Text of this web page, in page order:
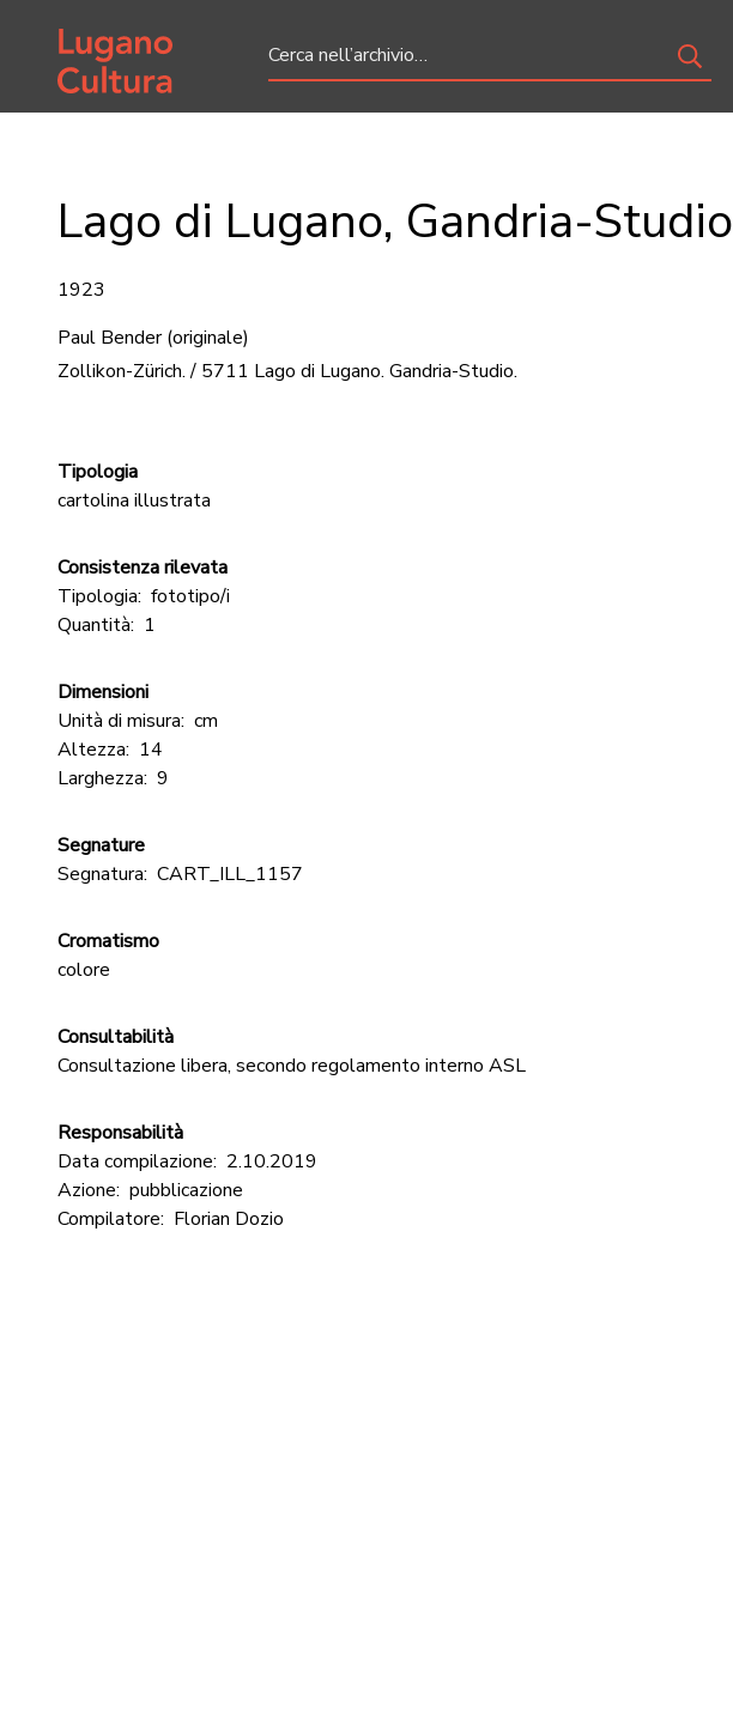
Home page
Lago di Lugano, Gandria-Studio
1923
Paul Bender (originale)
Zollikon-Zürich. / 5711 Lago di Lugano. Gandria-Studio.
Tipologia
cartolina illustrata
Consistenza rilevata
Tipologia: fototipo/i
Quantità: 1
Dimensioni
Unità di misura: cm
Altezza: 14
Larghezza: 9
Segnature
Segnatura: CART_ILL_1157
Cromatismo
colore
Consultabilità
Consultazione libera, secondo regolamento interno ASL
Responsabilità
Data compilazione: 2.10.2019
Azione: pubblicazione
Compilatore: Florian Dozio